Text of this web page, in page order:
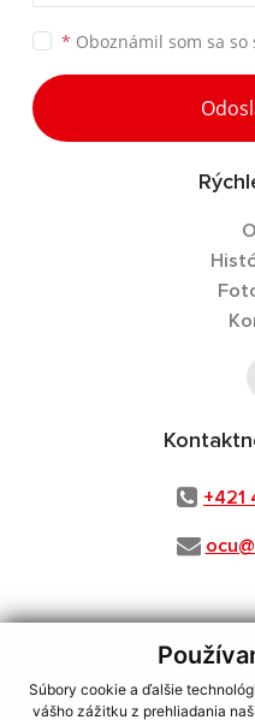
Súbory cookie a ďalšie
vášho zážitku z prehliadania
* Oboznámil som sa so
+421
využite možnosť získavania
CMS systém (redakčný) systém
webhosting, webex.digital,